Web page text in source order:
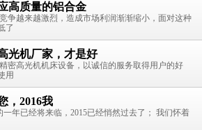
高质量的铝合金
争越来越激烈，造成市场利润渐渐缩小，面对这种
了
光机厂家，才是好
密高光机机床设备，以诚信的服务取得用户的好
用
，2016我
一年已经将来临，2015已经悄然过去了； 我们怀着